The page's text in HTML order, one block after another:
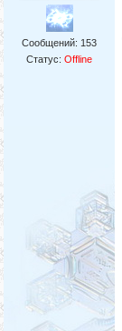
Сообщений: 153
Статус:Offline